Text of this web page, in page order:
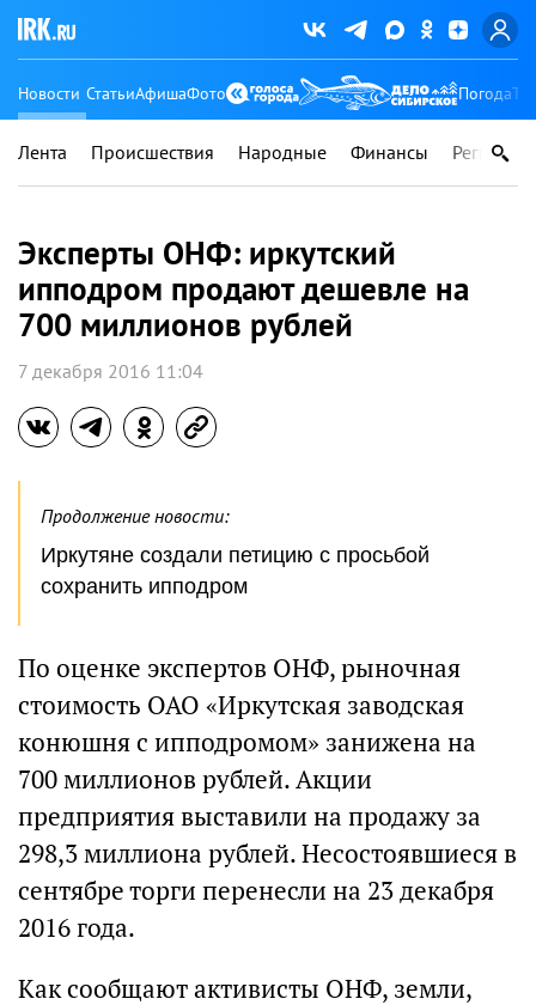
Новости СтатьиАфишаФото Погода
Лента Происшествия Народные Финансы Регионы
Эксперты ОНФ: иркутский
ипподром продают дешевле на
700 миллионов рублей
7 декабря 2016 11:04
Продолжение новости:
Иркутяне создали петицию с просьбой
сохранить ипподром
По оценке экспертов ОНФ, рыночная
стоимость ОАО «Иркутская заводская
конюшня с ипподромом» занижена на
700 миллионов рублей. Акции
предприятия выставили на продажу за
298,3 миллиона рублей. Несостоявшиеся в
сентябре торги перенесли на 23 декабря
2016 года.
Как сообщают активисты ОНФ, земли,